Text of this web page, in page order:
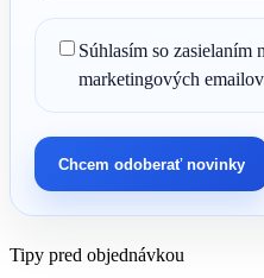
Súhlasím so zasielaním
marketingových
Chcem odoberať novinky
Tipy pred objednávkou